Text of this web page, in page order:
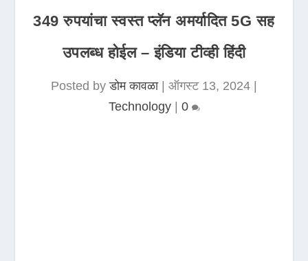
349 रुपयांचा स्वस्त प्लॅन अमर्यादित 5G सह
उपलब्ध होईल – इंडिया टीव्ही हिंदी
Posted byडोम कावळा| ऑगस्ट 13, 2024
Technology| 0